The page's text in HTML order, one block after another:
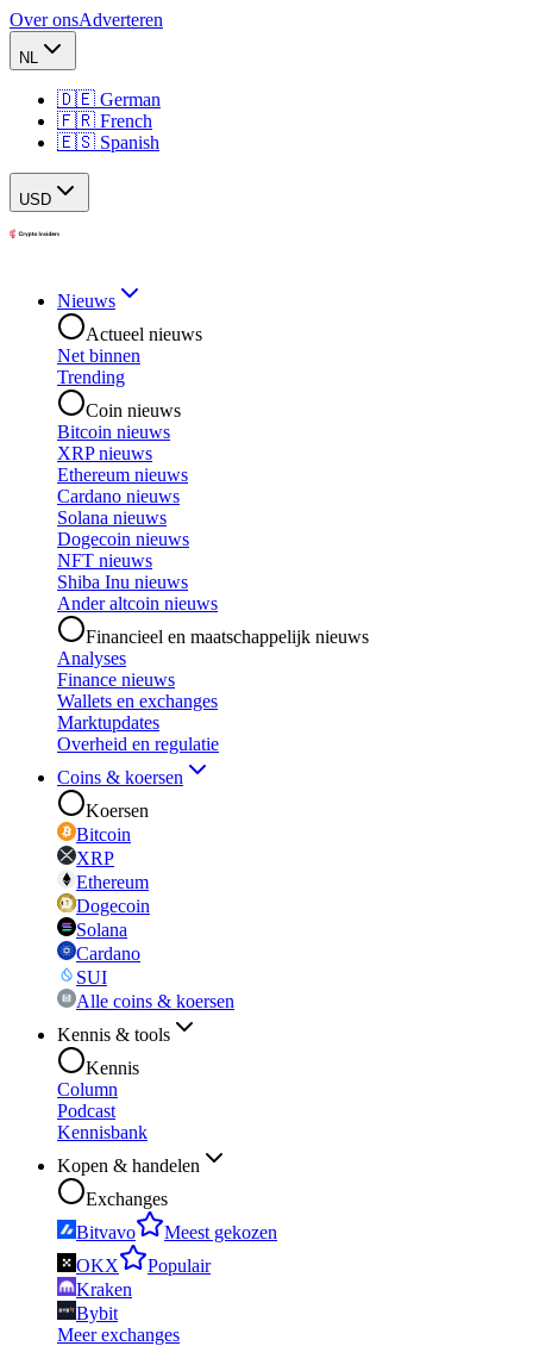
Over onsAdverteren
NL
🇩🇪 German
🇫🇷 French
🇪🇸 Spanish
USD
Nieuws
Actueel nieuws
Net binnen
Trending
Coin nieuws
Bitcoin nieuws
XRP nieuws
Ethereum nieuws
Cardano nieuws
Solana nieuws
Dogecoin nieuws
NFT nieuws
Shiba Inu nieuws
Ander altcoin nieuws
Financieel en maatschappelijk nieuws
Analyses
Finance nieuws
Wallets en exchanges
Marktupdates
Overheid en regulatie
Coins & koersen
Koersen
Bitcoin
XRP
Ethereum
Dogecoin
Solana
Cardano
SUI
Alle coins & koersen
Kennis & tools
Kennis
Column
Podcast
Kennisbank
Kopen & handelen
Exchanges
Bitvavo
Meest gekozen
OKX
Populair
Kraken
Bybit
Meer exchanges